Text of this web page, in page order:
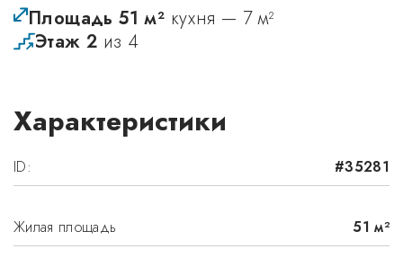
Площадь 51 м² кухня — 7 м²
Этаж 2 из 4
Характеристики
ID: #35281
Жилая площадь 51 м²